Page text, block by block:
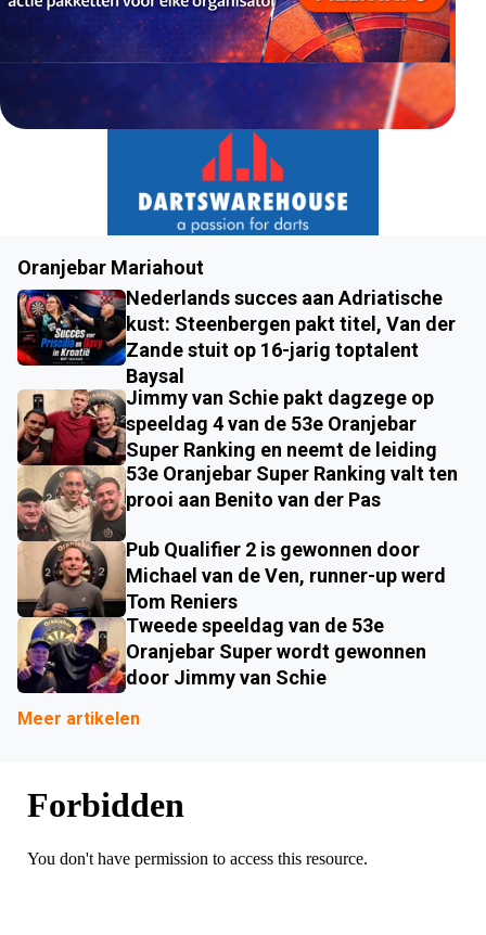
Oranjebar Mariahout
Nederlands succes aan Adriatische
kust: Steenbergen pakt titel, Van der
Zande stuit op 16-jarig toptalent
Baysal
Jimmy van Schie pakt dagzege op
speeldag 4 van de 53e Oranjebar
Super Ranking en neemt de leiding
53e Oranjebar Super Ranking valt ten
prooi aan Benito van der Pas
Pub Qualifier 2 is gewonnen door
Michael van de Ven, runner-up werd
Tom Reniers
Tweede speeldag van de 53e
Oranjebar Super wordt gewonnen
door Jimmy van Schie
Meer artikelen